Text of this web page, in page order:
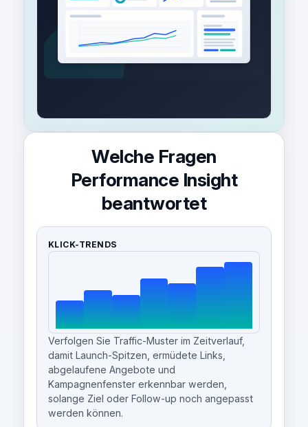
Welche Fragen
Performance Insight
beantwortet
KLICK-TRENDS
Verfolgen Sie Traffic-Muster im Zeitverlauf,
damit Launch-Spitzen, ermüdete Links,
abgelaufene Angebote und
Kampagnenfenster erkennbar werden,
solange Ziel oder Follow-up noch angepasst
werden können.